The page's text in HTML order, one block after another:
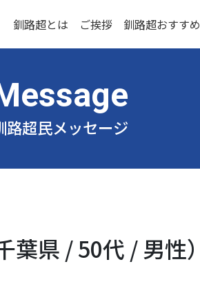
釧路超とは ご挨拶 釧路超おすすめ
路超民メッセージ
県 / 50代 / 男性）